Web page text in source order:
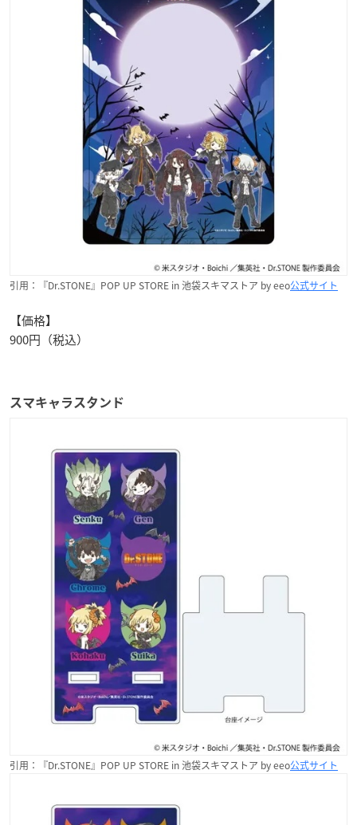
引用：『Dr.STONE』POP UP STORE in 池袋スキマストア by eeo公式サイト
【価格】
900円（税込）
スマキャラスタンド
引用：『Dr.STONE』POP UP STORE in 池袋スキマストア by eeo公式サイト